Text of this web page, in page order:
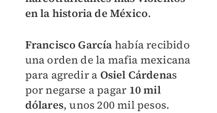
en la historia de México.
Francisco García había recibido
una orden de la mafia mexicana
para agredir a Osiel Cárdenas
por negarse a pagar 10 mil
dólares, unos 200 mil pesos.